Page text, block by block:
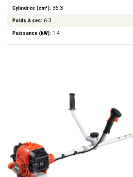
Cylindrée (cm³): 36.3
Poids à sec: 6.3
Puissance (kW): 1.4